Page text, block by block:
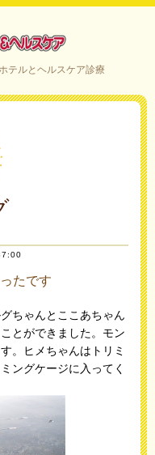
部市
テルとヘルスケア診療
たです
ちゃんとここあちゃん
とができました。モン
。ヒメちゃんはトリミ
ングケージに入ってく